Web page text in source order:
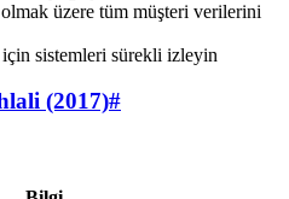
üzere tüm müşteri verilerini
sistemleri sürekli izleyin
(2017)#